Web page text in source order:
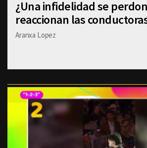
¿Una infidelidad se
reaccionan las
Aranxa Lopez